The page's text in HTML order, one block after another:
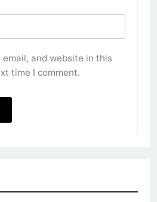
email, and website in this
time I comment.